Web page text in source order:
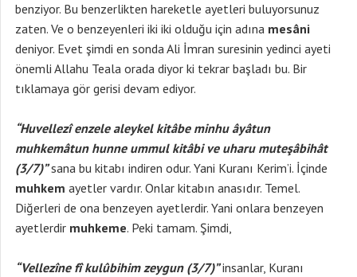
benziyor. Bu benzerlikten hareketle ayetleri buluyorsunuz
zaten. Ve o benzeyenleri iki iki olduğu için adına mesâni
deniyor. Evet şimdi en sonda Ali İmran suresinin yedinci ayeti
önemli Allahu Teala orada diyor ki tekrar başladı bu. Bir
tıklamaya gör gerisi devam ediyor.
“Huvellezî enzele aleykel kitâbe minhu âyâtun
muhkemâtun hunne ummul kitâbi ve uharu muteşâbihât
(3/7)”sana bu kitabı indiren odur. Yani Kuranı Kerim’i. İçinde
muhkem ayetler vardır. Onlar kitabın anasıdır. Temel.
Diğerleri de ona benzeyen ayetlerdir. Yani onlara benzeyen
ayetlerdir muhkeme. Peki tamam. Şimdi,
“Vellezîne fî kulûbihim zeygun (3/7)”insanlar, Kuranı